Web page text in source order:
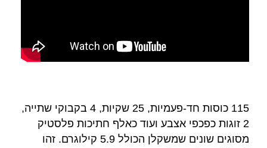
115 כוסות חד-פעמיות, 25 שקיות, 4 בקבוקי שתייה,
2 זוגות כפכפי אצבע ועוד כאלף חתיכות פלסטיק
מסוגים שונים שמשקלן הכולל 5.9 קילוגרם. זהו